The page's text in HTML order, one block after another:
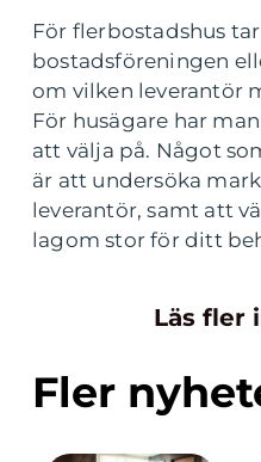
För flerbostadshus
bostadsföreningen
om vilken leverantör
För husägare har
att välja på. Något
är att undersöka
leverantör, samt att
lagom stor för ditt
Läs fler
Fler